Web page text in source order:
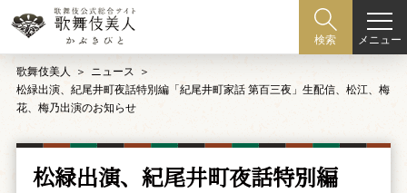
検索 メニュー
歌舞伎美人
ニュース
松緑出演、紀尾井町夜話特別編「紀尾井町家話 第百三夜」生配信、松江、梅
花、梅乃出演のお知らせ
松緑出演、紀尾井町夜話特別編